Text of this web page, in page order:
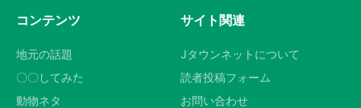
コンテンツ
地元の話題
〇〇してみた
動物ネタ
サイト関連
Jタウンネットについて
読者投稿フォーム
お問い合わせ